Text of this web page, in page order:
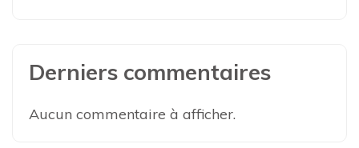
Derniers commentaires
Aucun commentaire à afficher.